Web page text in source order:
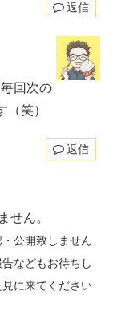
返信
回次の
笑）
返信
せん。
公開致しません
などもお待ちし
に来てください